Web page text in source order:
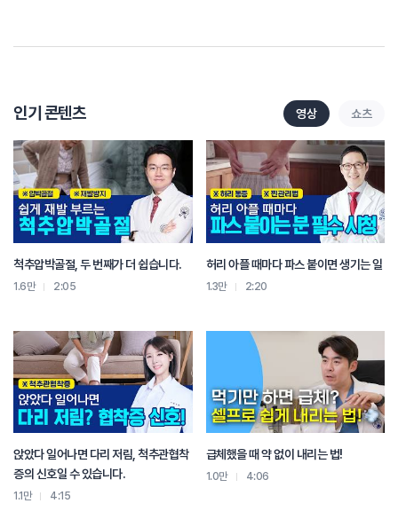
압박이 돼서 신경이 마비가 될 수도 있습니다.
두 번째 세 번째도 올 수 있으니까
뼈 자체를 튼튼해지게 할 수 있는 근본적인 치료를 꼭 해 주셔야 됩니다.
그거를 명심하셨으면 좋겠습니다.
인기 콘텐츠 영상 쇼츠
척추압박골절, 두 번째가 더 쉽습니다.
1.6만 2:05
허리 아플 때마다 파스 붙이면 생기는 일
1.3만 2:20
앉았다 일어나면 다리 저림, 척추관협착
증의 신호일 수 있습니다.
1.1만 4:15
급체했을 때 약 없이 내리는 법!
1.0만 4:06